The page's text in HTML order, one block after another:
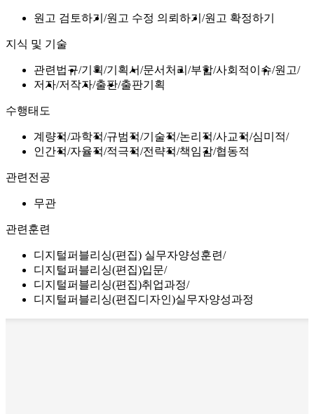
원고 검토하기 원고 수정 의뢰하기 원고 확정하기
지식 및 기술
관련법규 기획 기획서 문서처리 부합 사회적이슈 원고
저자 저작자 출판 출판기획
수행태도
계량적 과학적 규범적 기술적 논리적 사교적 심미적
인간적 자율적 적극적 전략적 책임감 협동적
관련전공
무관
관련훈련
디지털퍼블리싱(편집) 실무자양성훈련
디지털퍼블리싱(편집)입문
디지털퍼블리싱(편집)취업과정
디지털퍼블리싱(편집디자인)실무자양성과정